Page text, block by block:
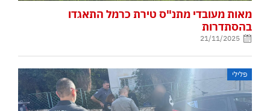
מאות מעובדי מתנ"ס טירת כרמל התאגדו
בהסתדרות
21/11/2025
פלילי